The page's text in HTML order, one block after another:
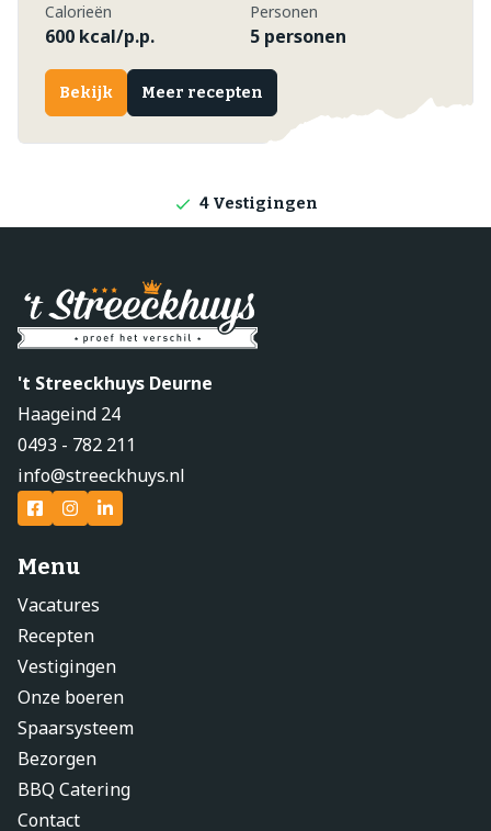
Calorieën
600 kcal/p.p.
Personen
5 personen
Bekijk Meer recepten
Lokale producten
4 Vestigingen
't Streeckhuys Deurne
Haageind 24
0493 - 782 211
info@streeckhuys.nl
Menu
Vacatures
Recepten
Vestigingen
Onze boeren
Spaarsysteem
Bezorgen
BBQ Catering
Contact